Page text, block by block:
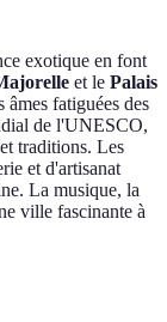
exotique en font
et le Palais
âmes fatiguées des
de l'UNESCO,
traditions. Les
et d'artisanat
La musique, la
ville fascinante à